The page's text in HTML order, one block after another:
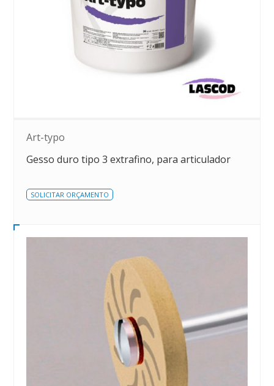
Art-typo
Gesso duro tipo 3 extrafino, para articulador
SOLICITAR ORÇAMENTO